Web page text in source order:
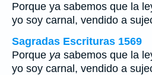
Porque ya sabemos que la
yo soy carnal, vendido a
Sagradas Escrituras 1569
Porque ya sabemos que la
yo soy carnal, vendido a